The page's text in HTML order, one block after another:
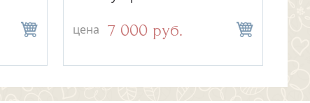
цена 7 000 руб.